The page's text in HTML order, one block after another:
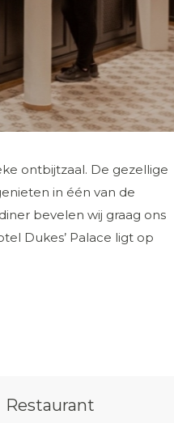
ontbijtzaal. De gezellige
in één van de
bevelen wij graag ons
Dukes’ Palace ligt op
Restaurant